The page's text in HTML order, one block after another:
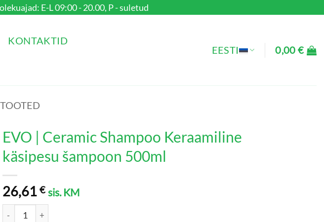
E-L 09:00 - 20.00, P - suletud
KONTAKTID
EESTI 0,00€
EVO | Ceramic Shampoo Keraamiline
käsipesu šampoon 500ml
26,61 € sis. KM
EVO | Ceramic Shampoo Keraamiline käsipesu šampoon 500ml kogus